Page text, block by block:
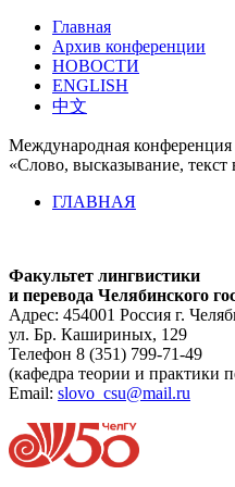
Главная
Архив конференции
НОВОСТИ
ENGLISH
中文
Международная конференция
«Слово, высказывание, текст
ГЛАВНАЯ
Факультет лингвистики
и перевода Челябинского
Адрес: 454001 Россия г.
ул. Бр. Кашириных, 129
Телефон 8 (351) 799-71-49
(кафедра теории и практики
Email: slovo_csu@mail.ru